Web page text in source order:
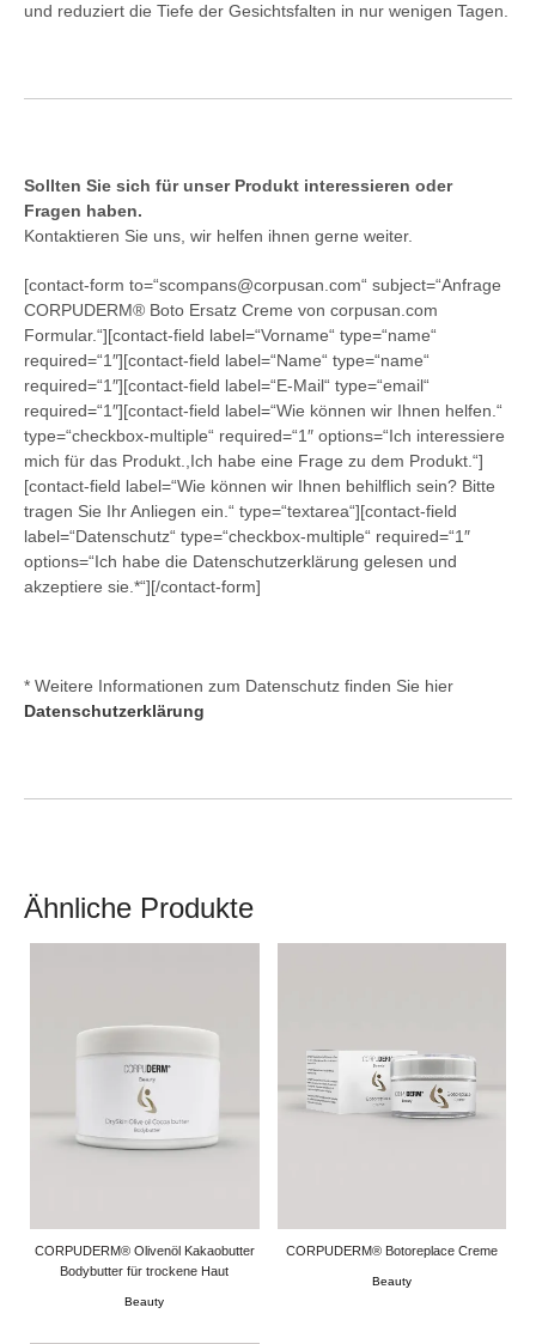
und reduziert die Tiefe der Gesichtsfalten in nur wenigen Tagen.
Sollten Sie sich für unser Produkt interessieren oder
Fragen haben.
Kontaktieren Sie uns, wir helfen ihnen gerne weiter.
[contact-form to=“scompans@corpusan.com“ subject=“Anfrage
CORPUDERM® Boto Ersatz Creme von corpusan.com
Formular.“][contact-field label=“Vorname“ type=“name“
required=“1″][contact-field label=“Name“ type=“name“
required=“1″][contact-field label=“E-Mail“ type=“email“
required=“1″][contact-field label=“Wie können wir Ihnen helfen.“
type=“checkbox-multiple“ required=“1″ options=“Ich interessiere
mich für das Produkt.,Ich habe eine Frage zu dem Produkt.“]
[contact-field label=“Wie können wir Ihnen behilflich sein? Bitte
tragen Sie Ihr Anliegen ein.“ type=“textarea“][contact-field
label=“Datenschutz“ type=“checkbox-multiple“ required=“1″
options=“Ich habe die Datenschutzerklärung gelesen und
akzeptiere sie.*“][/contact-form]
* Weitere Informationen zum Datenschutz finden Sie hier
Datenschutzerklärung
Ähnliche Produkte
CORPUDERM® Olivenöl Kakaobutter
Bodybutter für trockene Haut
Beauty
CORPUDERM® Botoreplace Creme
Beauty